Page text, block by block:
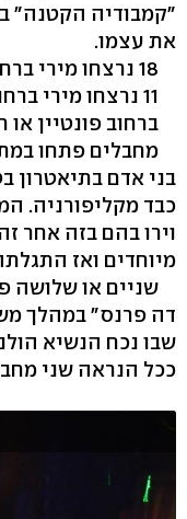
"קמבודיה הקטנה"
את עצמו.
18 נרצחו מירי ברחוב שרון.
11 נרצחו מירי ברחוב בישה.
ברחוב פונטיין
בני אדם בתיאטרון
כבד מקליפורניה.
וירו בהם בזה אחר
מיוחדים ואז
שניים או שלושה
דה פרנס" במהלך
שבו נכח הנשיא
ככל הנראה שני